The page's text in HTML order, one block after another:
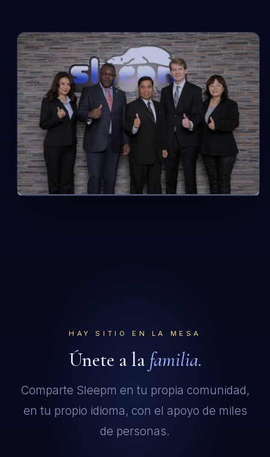
HAY SITIO EN LA MESA
Únete a la familia.
Comparte Sleepm en tu propia comunidad,
en tu propio idioma, con el apoyo de miles
de personas.